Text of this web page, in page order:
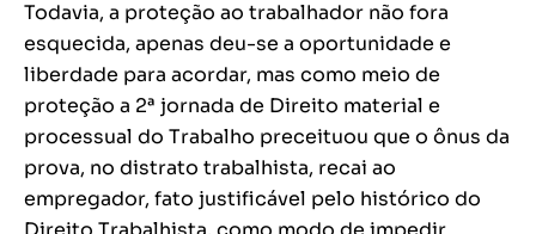
Todavia, a proteção ao trabalhador não fora
esquecida, apenas deu-se a oportunidade e
liberdade para acordar, mas como meio de
proteção a 2ª jornada de Direito material e
processual do Trabalho preceituou que o ônus da
prova, no distrato trabalhista, recai ao
empregador, fato justificável pelo histórico do